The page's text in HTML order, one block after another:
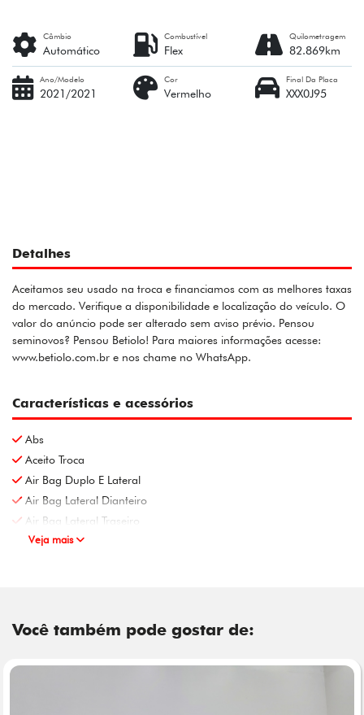
Câmbio
Automático
Combustível
Flex
Quilometragem
82.869km
Ano/Modelo
2021/2021
Cor
Vermelho
Final Da Placa
XXX0J95
Detalhes
Aceitamos seu usado na troca e financiamos com as melhores taxas
do mercado. Verifique a disponibilidade e localização do veículo. O
valor do anúncio pode ser alterado sem aviso prévio. Pensou
seminovos? Pensou Betiolo! Para maiores informações acesse:
www.betiolo.com.br e nos chame no WhatsApp.
Características e acessórios
Abs
Aceito Troca
Air Bag Duplo E Lateral
Air Bag Lateral Dianteiro
Air Bag Lateral Traseiro
Veja mais
Você também pode gostar de: